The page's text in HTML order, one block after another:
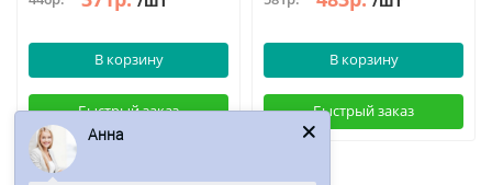
В корзину
Быстрый заказ
В корзину
Быстрый заказ
Анна